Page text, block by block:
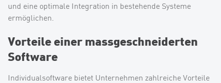
und eine optimale Integration in bestehende Systeme
ermöglichen.
Vorteile einer massgeschneiderten
Software
Individualsoftware bietet Unternehmen zahlreiche Vorteile